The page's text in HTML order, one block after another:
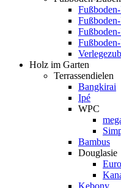
Holz im Garten
Terrassendielen
Bangkirai
Ipé
WPC
Bambus
Douglasie
Kebony